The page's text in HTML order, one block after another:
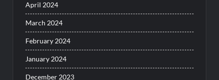
April 2024
March 2024
February 2024
January 2024
December 2023